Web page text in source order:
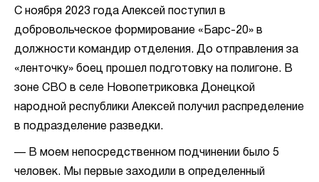
С ноября 2023 года Алексей поступил в
добровольческое формирование «Барс-20» в
должности командир отделения. До отправления за
«ленточку» боец прошел подготовку на полигоне. В
зоне СВО в селе Новопетриковка Донецкой
народной республики Алексей получил распределение
в подразделение разведки.
— В моем непосредственном подчинении было 5
человек. Мы первые заходили в определенный